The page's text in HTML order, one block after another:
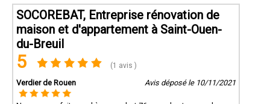
SOCOREBAT, Entreprise rénovation de
maison et d'appartement à Saint-Ouen-
du-Breuil
5 (1 avis )
Verdier de Rouen Avis déposé le 10/11/2021